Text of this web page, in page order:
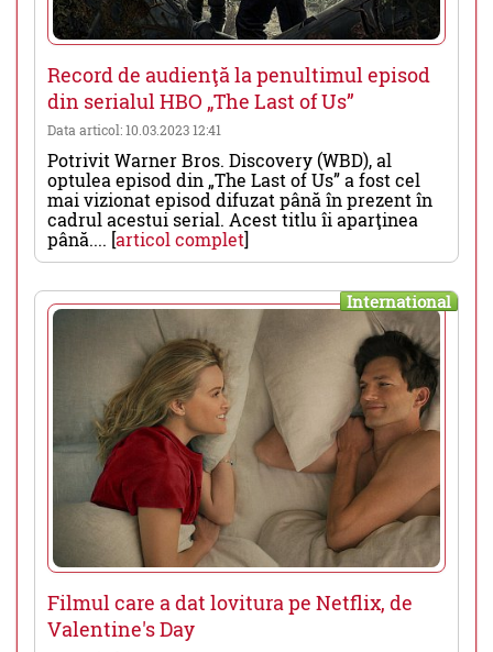
Record de audienţă la penultimul episod
din serialul HBO „The Last of Us”
Data articol: 10.03.2023 12:41
Potrivit Warner Bros. Discovery (WBD), al
optulea episod din „The Last of Us” a fost cel
mai vizionat episod difuzat până în prezent în
cadrul acestui serial. Acest titlu îi aparţinea
până.... [articol complet]
International
Filmul care a dat lovitura pe Netflix, de
Valentine's Day